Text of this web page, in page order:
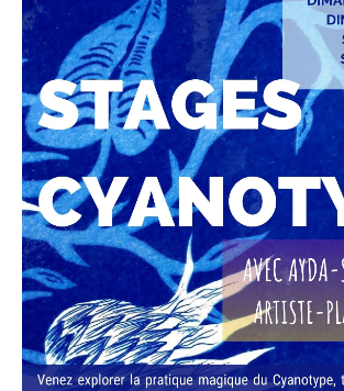
de
l’Hérault
2026